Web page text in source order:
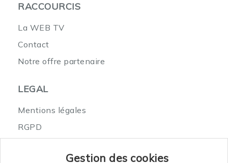
Gestion des cookies
RACCOURCIS
La WEB TV
Contact
Notre offre partenaire
LEGAL
Mentions légales
RGPD
Où nous trouver